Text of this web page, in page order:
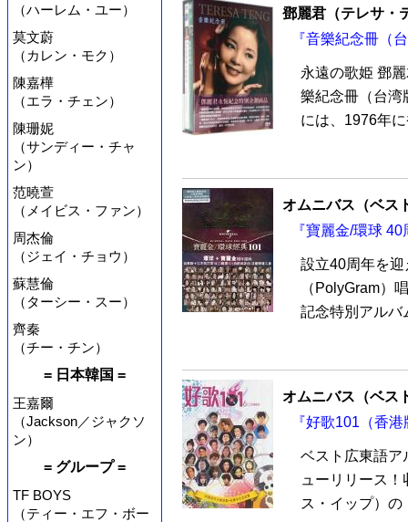
（ハーレム・ユー）
莫文蔚
（カレン・モク）
陳嘉樺
（エラ・チェン）
陳珊妮
（サンディー・チャ
ン）
范曉萱
（メイビス・ファン）
周杰倫
（ジェイ・チョウ）
蘇慧倫
（ターシー・スー）
齊秦
（チー・チン）
= 日本韓国 =
王嘉爾
（Jackson／ジャクソ
ン）
= グループ =
TF BOYS
（ティー・エフ・ボー
鄧麗君（テレサ・
『音樂紀念冊（
永遠の歌姫 鄧
樂紀念冊（台湾
には、1976年
オムニバス（ベス
『寶麗金/環球
設立40周年を
（PolyGram）
記念特別アルバ
オムニバス（ベス
『好歌101（香
ベスト広東語ア
ューリリース
ス・イップ）の